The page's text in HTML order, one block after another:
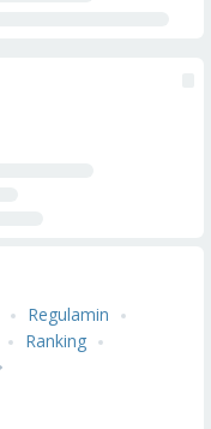
Regulamin
Ranking